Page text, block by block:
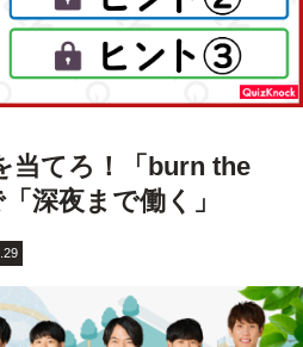
当てろ！「burn the
深夜まで働く」